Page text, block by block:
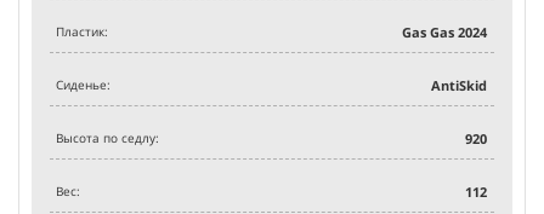
Пластик: Gas Gas 2024
Сиденье: AntiSkid
Высота по седлу: 920
Вес: 112